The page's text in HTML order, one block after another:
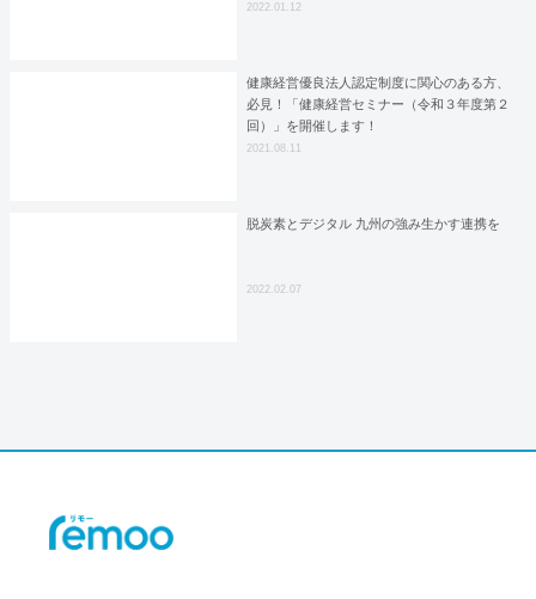
2022.01.12
健康経営優良法人認定制度に関心のある方、
必見！「健康経営セミナー（令和３年度第２
回）」を開催します！
2021.08.11
脱炭素とデジタル 九州の強み生かす連携を
2022.02.07